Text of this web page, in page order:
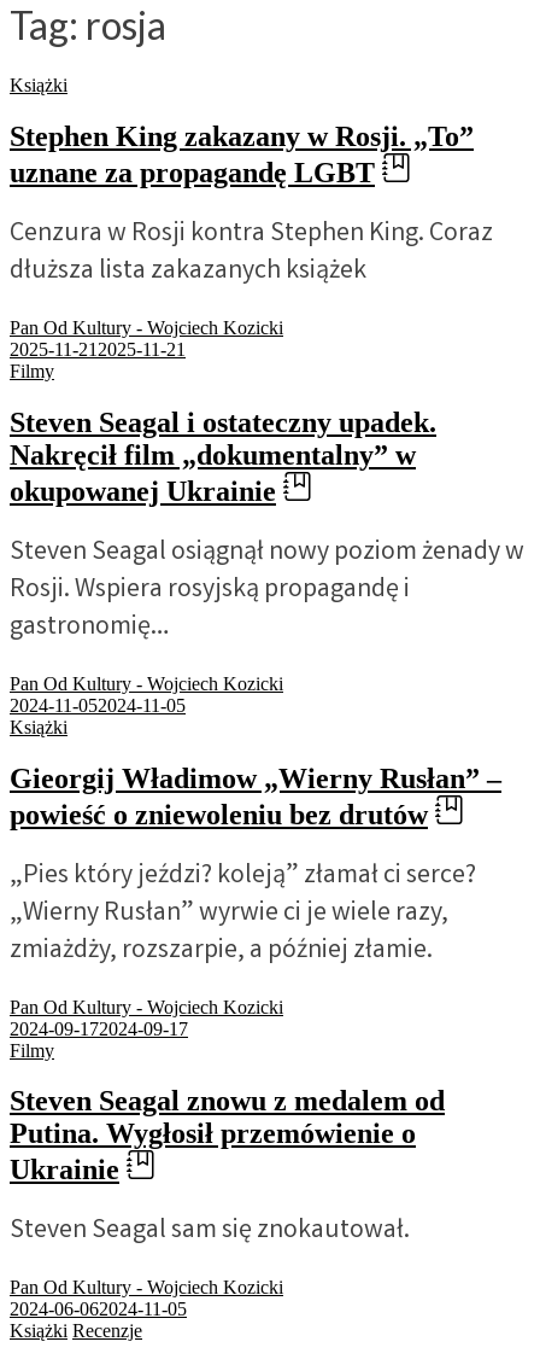
Tag: rosja
Książki
Stephen King zakazany w Rosji. „To”
uznane za propagandę LGBT
Cenzura w Rosji kontra Stephen King. Coraz
dłuższa lista zakazanych książek
Pan Od Kultury - Wojciech Kozicki
2025-11-21 2025-11-21
Filmy
Steven Seagal i ostateczny upadek.
Nakręcił film „dokumentalny” w
okupowanej Ukrainie
Steven Seagal osiągnął nowy poziom żenady w
Rosji. Wspiera rosyjską propagandę i
gastronomię…
Pan Od Kultury - Wojciech Kozicki
2024-11-052024-11-05
Książki
Gieorgij Władimow „Wierny Rusłan” –
powieść o zniewoleniu bez drutów
„Pies który jeździ? koleją” złamał ci serce?
„Wierny Rusłan” wyrwie ci je wiele razy,
zmiażdży, rozszarpie, a później złamie.
Pan Od Kultury - Wojciech Kozicki
2024-09-172024-09-17
Filmy
Steven Seagal znowu z medalem od
Putina. Wygłosił przemówienie o
Ukrainie
Steven Seagal sam się znokautował.
Pan Od Kultury - Wojciech Kozicki
2024-06-062024-11-05
Książki Recenzje